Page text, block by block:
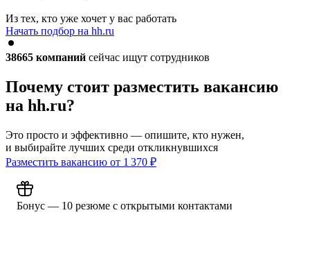
Из тех, кто уже хочет у вас работать
Начать подбор на hh.ru
38665 компаний сейчас ищут сотрудников
Почему стоит разместить вакансию
на hh.ru?
Это просто и эффективно — опишите, кто нужен,
и выбирайте лучших среди откликнувшихся
Разместить вакансию от 1 370 ₽
Бонус — 10 резюме с открытыми контактами